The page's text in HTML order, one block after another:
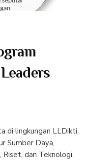
di lingkungan LLDikti
Sumber Daya,
dan Teknologi,